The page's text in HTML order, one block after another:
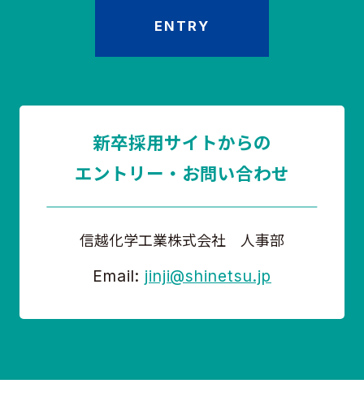
ENTRY
新卒採用サイトからの
エントリー・お問い合わせ
信越化学工業株式会社 人事部
Email: jinji@shinetsu.jp